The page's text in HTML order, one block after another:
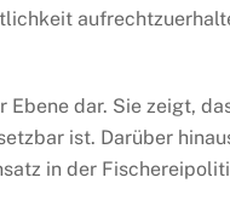
dar. Sie zeigt,
ist. Darüber
in der